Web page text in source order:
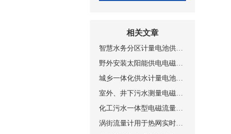
相关文章
智慧水务分区计量电池供电NB-IOT远传带压力测量电磁式水表
野外安装太阳能供电电磁流量计安装现场图片
城乡一体化供水计量电池供电电磁流量计安装现场
室外、井下污水测量电磁流量计安装现场
化工污水一体型电磁流量计安装图片
涡街流量计用于热网实时监测与计量管理系统